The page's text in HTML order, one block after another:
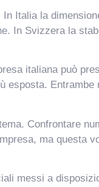
Italia la
In Svizzera la
italiana può
esposta.
Confrontare
ma questa
messi a